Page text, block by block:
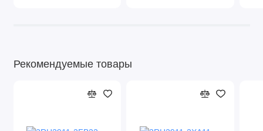
Рекомендуемые товары